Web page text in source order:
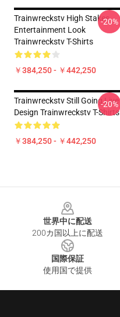
Trainwreckstv High Stakes
Entertainment Look
Trainwreckstv T-Shirts
￥384,250 - ￥442,250
-20%
Trainwreckstv Still Going Live
Design Trainwreckstv T-Shirts
￥384,250 - ￥442,250
-20%
世界中に配送
200カ国以上に配送
国際保証
使用国で提供